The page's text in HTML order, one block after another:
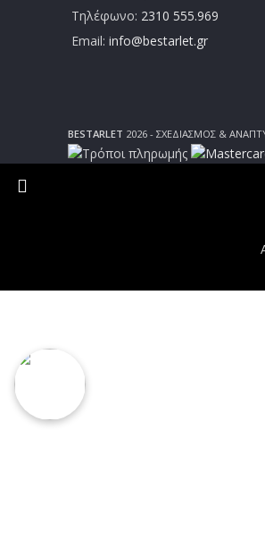
Τηλέφωνο: 2310 555.969
Email: info@bestarlet.gr
BESTARLET 2026 - ΣΧΕΔΙΑΣΜΟΣ &